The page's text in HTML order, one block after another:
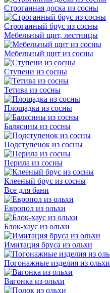
Строганная доска из сосны
Строганный брус из сосны
Мебельный щит, лестницы
Мебельный щит из сосны
Ступени из сосны
Тетива из сосны
Площадка из сосны
Балясины из сосны
Подступенок из сосны
Перила из сосны
Клееный брус из сосны
Все для бани
Европол из ольхи
Блок-хаус из ольхи
Имитация бруса из ольхи
Погонажные изделия из ольхи
Вагонка из ольхи